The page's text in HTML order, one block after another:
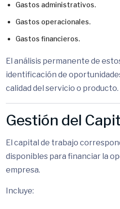
Gastos administrativos.
Gastos operacionales.
Gastos financieros.
El análisis permanente de
identificación de
calidad del servicio o producto.
Gestión del
El capital de trabajo
disponibles para financiar la
empresa.
Incluye: